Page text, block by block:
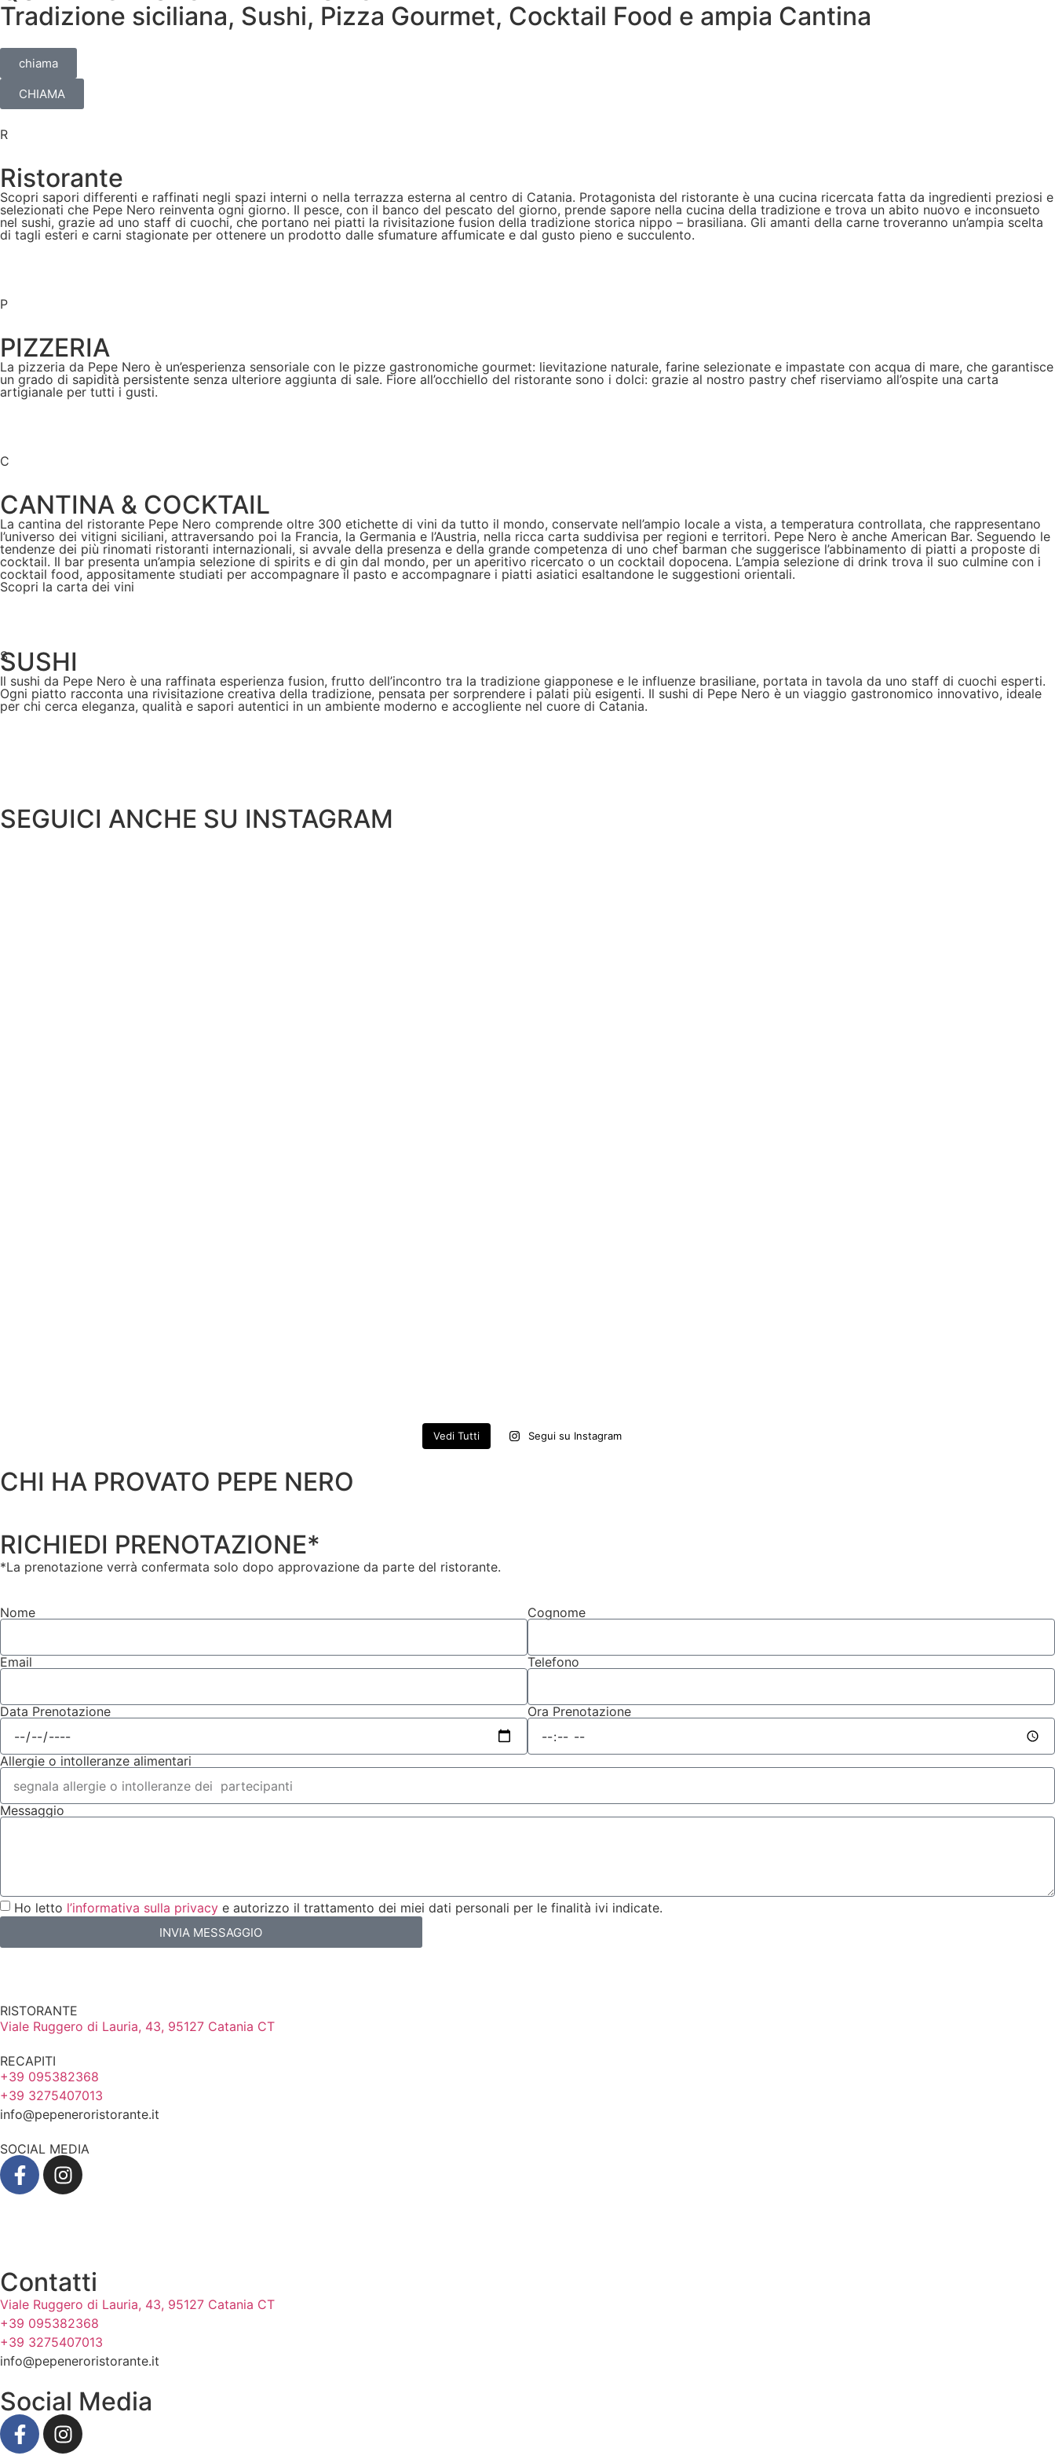
Tradizione siciliana, Sushi, Pizza Gourmet, Cocktail Food e ampia Cantina
chiama
CHIAMA
R
Ristorante
Scopri sapori differenti e raffinati negli spazi interni o nella terrazza esterna al centro di Catania. Protagonista del ristorante è una cucina ricercata fatta da ingredienti preziosi e
selezionati che Pepe Nero reinventa ogni giorno. Il pesce, con il banco del pescato del giorno, prende sapore nella cucina della tradizione e trova un abito nuovo e inconsueto
nel sushi, grazie ad uno staff di cuochi, che portano nei piatti la rivisitazione fusion della tradizione storica nippo – brasiliana. Gli amanti della carne troveranno un’ampia scelta
di tagli esteri e carni stagionate per ottenere un prodotto dalle sfumature affumicate e dal gusto pieno e succulento.
P
PIZZERIA
La pizzeria da Pepe Nero è un’esperienza sensoriale con le pizze gastronomiche gourmet: lievitazione naturale, farine selezionate e impastate con acqua di mare, che garantisce
un grado di sapidità persistente senza ulteriore aggiunta di sale. Fiore all’occhiello del ristorante sono i dolci: grazie al nostro pastry chef riserviamo all’ospite una carta
artigianale per tutti i gusti.
C
CANTINA & COCKTAIL
La cantina del ristorante Pepe Nero comprende oltre 300 etichette di vini da tutto il mondo, conservate nell’ampio locale a vista, a temperatura controllata, che rappresentano
l’universo dei vitigni siciliani, attraversando poi la Francia, la Germania e l’Austria, nella ricca carta suddivisa per regioni e territori. Pepe Nero è anche American Bar. Seguendo le
tendenze dei più rinomati ristoranti internazionali, si avvale della presenza e della grande competenza di uno chef barman che suggerisce l’abbinamento di piatti a proposte di
cocktail. Il bar presenta un’ampia selezione di spirits e di gin dal mondo, per un aperitivo ricercato o un cocktail dopocena. L’ampia selezione di drink trova il suo culmine con i
cocktail food, appositamente studiati per accompagnare il pasto e accompagnare i piatti asiatici esaltandone le suggestioni orientali.
Scopri la carta dei vini
S
SUSHI
Il sushi da Pepe Nero è una raffinata esperienza fusion, frutto dell’incontro tra la tradizione giapponese e le influenze brasiliane, portata in tavola da uno staff di cuochi esperti.
Ogni piatto racconta una rivisitazione creativa della tradizione, pensata per sorprendere i palati più esigenti. Il sushi di Pepe Nero è un viaggio gastronomico innovativo, ideale
per chi cerca eleganza, qualità e sapori autentici in un ambiente moderno e accogliente nel cuore di Catania.
SEGUICI ANCHE SU INSTAGRAM
Vedi Tutti Segui su Instagram
CHI HA PROVATO PEPE NERO
RICHIEDI PRENOTAZIONE*
*La prenotazione verrà confermata solo dopo approvazione da parte del ristorante.
Nome Cognome
Email Telefono
Data Prenotazione Ora Prenotazione
Allergie o intolleranze alimentari
Messaggio
Ho letto l’informativa sulla privacy e autorizzo il trattamento dei miei dati personali per le finalità ivi indicate.
INVIA MESSAGGIO
RISTORANTE
Viale Ruggero di Lauria, 43, 95127 Catania CT
RECAPITI
+39 095382368
+39 3275407013
info@pepeneroristorante.it
SOCIAL MEDIA
Contatti
Viale Ruggero di Lauria, 43, 95127 Catania CT
+39 095382368
+39 3275407013
info@pepeneroristorante.it
Social Media